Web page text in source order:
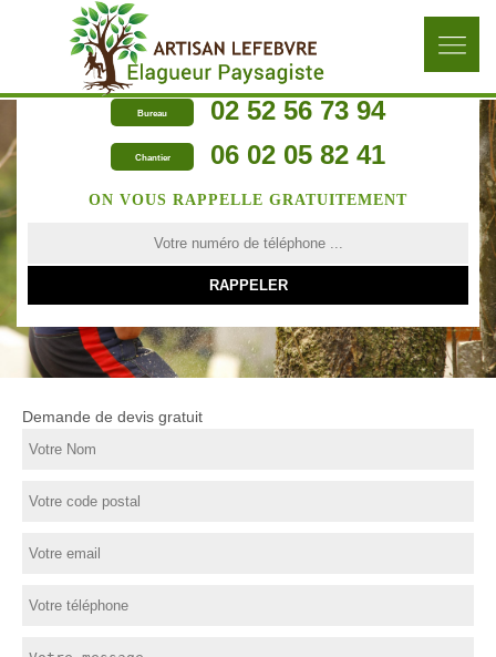
Bureau 02 52 56 73 94
Chantier 06 02 05 82 41
ON VOUS RAPPELLE GRATUITEMENT
Demande de devis gratuit